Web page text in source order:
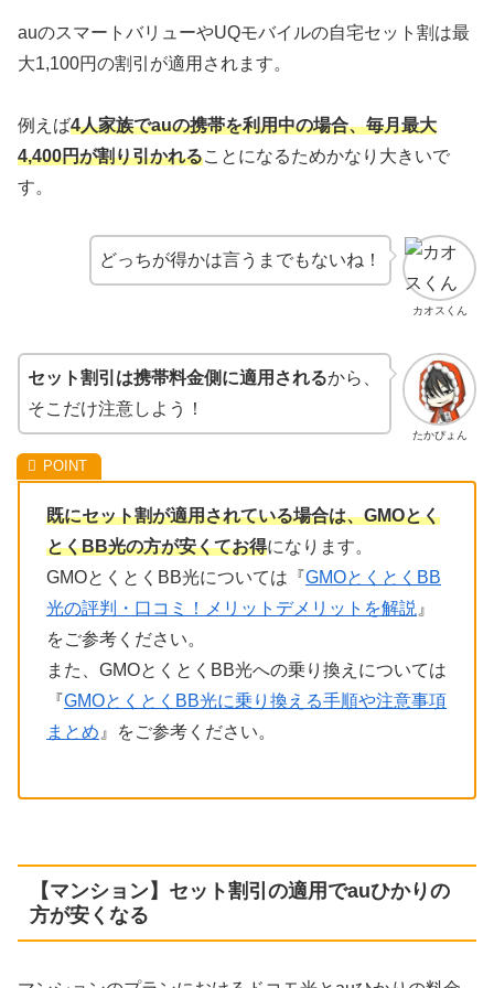
auのスマートバリューやUQモバイルの自宅セット割は最
大1,100円の割引が適用されます。
例えば4人家族でauの携帯を利用中の場合、毎月最大
4,400円が割り引かれることになるためかなり大きいで
す。
カオスくん
どっちが得かは言うまでもないね！
たかぴょん
セット割引は携帯料金側に適用されるから、
そこだけ注意しよう！
既にセット割が適用されている場合は、GMOとく
とくBB光の方が安くてお得になります。
GMOとくとくBB光については『GMOとくとくBB
光の評判・口コミ！メリットデメリットを解説』
をご参考ください。
また、GMOとくとくBB光への乗り換えについては
『GMOとくとくBB光に乗り換える手順や注意事項
まとめ』をご参考ください。
【マンション】セット割引の適用でauひかりの
方が安くなる